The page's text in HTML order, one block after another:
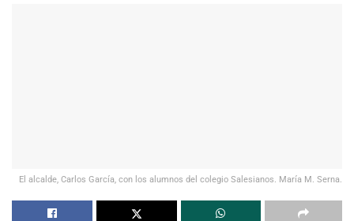
El alcalde, Carlos García, con los alumnos del colegio Salesianos. María M. Serna.